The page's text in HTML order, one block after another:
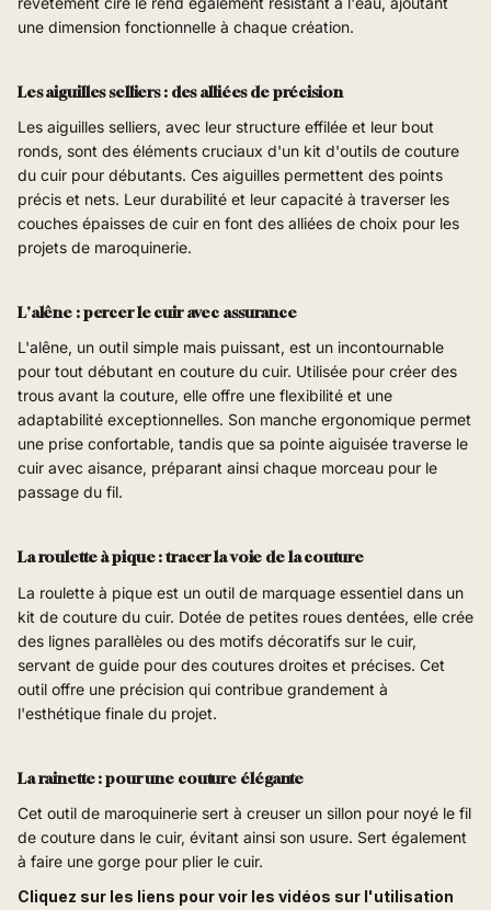
une dimension fonctionnelle à chaque création.
Les aiguilles selliers : des alliées de précision
Les aiguilles selliers, avec leur structure effilée et leur bout
ronds, sont des éléments cruciaux d'un kit d'outils de couture
du cuir pour débutants. Ces aiguilles permettent des points
précis et nets. Leur durabilité et leur capacité à traverser les
couches épaisses de cuir en font des alliées de choix pour les
projets de maroquinerie.
L'alêne : percer le cuir avec assurance
L'alêne, un outil simple mais puissant, est un incontournable
pour tout débutant en couture du cuir. Utilisée pour créer des
trous avant la couture, elle offre une flexibilité et une
adaptabilité exceptionnelles. Son manche ergonomique permet
une prise confortable, tandis que sa pointe aiguisée traverse le
cuir avec aisance, préparant ainsi chaque morceau pour le
passage du fil.
La roulette à pique : tracer la voie de la couture
La roulette à pique est un outil de marquage essentiel dans un
kit de couture du cuir. Dotée de petites roues dentées, elle crée
des lignes parallèles ou des motifs décoratifs sur le cuir,
servant de guide pour des coutures droites et précises. Cet
outil offre une précision qui contribue grandement à
l'esthétique finale du projet.
La rainette : pour une couture élégante
Cet outil de maroquinerie sert à creuser un sillon pour noyé le fil
de couture dans le cuir, évitant ainsi son usure. Sert également
à faire une gorge pour plier le cuir.
Cliquez sur les liens pour voir les vidéos sur l'utilisation